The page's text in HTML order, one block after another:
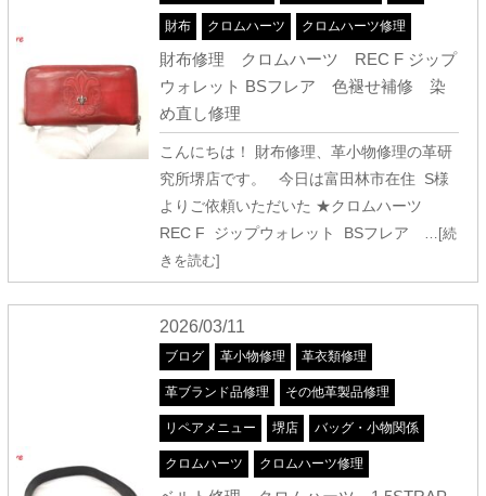
財布 クロムハーツ クロムハーツ修理
財布修理 クロムハーツ REC F ジップ
ウォレット BSフレア 色褪せ補修 染
め直し修理
こんにちは！ 財布修理、革小物修理の革研
究所堺店です。 今日は富田林市在住 S様
よりご依頼いただいた ★クロムハーツ
REC F ジップウォレット BSフレア …[続
きを読む]
2026/03/11
ブログ 革小物修理 革衣類修理
革ブランド品修理 その他革製品修理
リペアメニュー 堺店 バッグ・小物関係
クロムハーツ クロムハーツ修理